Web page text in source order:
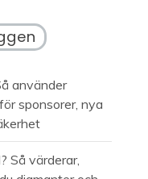
använder
sponsorer, nya
Så värderar,